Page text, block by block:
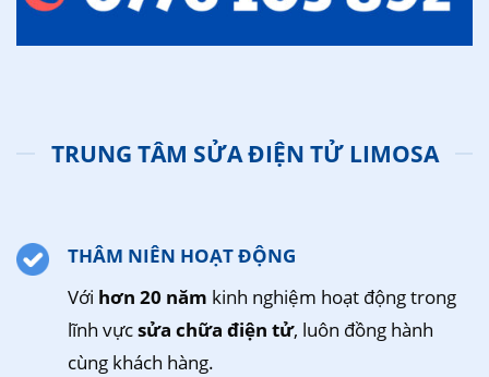
TRUNG TÂM SỬA ĐIỆN TỬ LIMOSA
THÂM NIÊN HOẠT ĐỘNG
Với hơn 20 năm kinh nghiệm hoạt động trong
lĩnh vựcsửa chữa điện tử, luôn đồng hành
cùng khách hàng.